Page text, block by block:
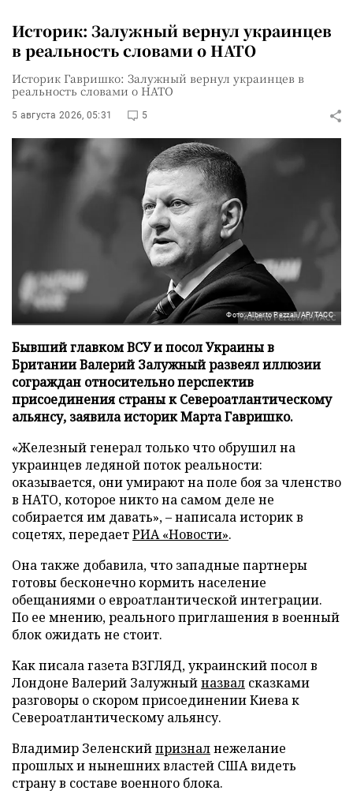
Историк: Залужный вернул украинцев
в реальность словами о НАТО
Историк Гавришко: Залужный вернул украинцев в
реальность словами о НАТО
5 августа 2026, 05:31 5
Фото: Alberto Pezzali/AP/ТАСС
Бывший главком ВСУ и посол Украины в
Британии Валерий Залужный развеял иллюзии
сограждан относительно перспектив
присоединения страны к Североатлантическому
альянсу, заявила историк Марта Гавришко.
«Железный генерал только что обрушил на
украинцев ледяной поток реальности:
оказывается, они умирают на поле боя за членство
в НАТО, которое никто на самом деле не
собирается им давать», – написала историк в
соцетях, передаетРИА «Новости».
Она также добавила, что западные партнеры
готовы бесконечно кормить население
обещаниями о евроатлантической интеграции.
По ее мнению, реального приглашения в военный
блок ожидать не стоит.
Как писала газета ВЗГЛЯД, украинский посол в
Лондоне Валерий Залужныйназвал сказками
разговоры о скором присоединении Киева к
Североатлантическому альянсу.
Владимир Зеленскийпризналнежелание
прошлых и нынешних властей США видеть
страну в составе военного блока.